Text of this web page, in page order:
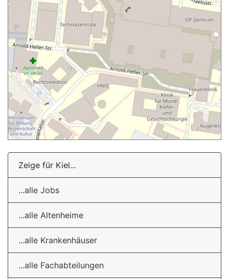
Zeige für Kiel...
...alle Jobs
...alle Altenheime
...alle Krankenhäuser
...alle Fachabteilungen